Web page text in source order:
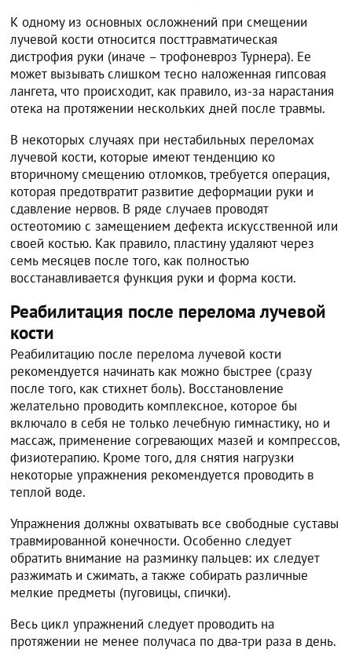
К одному из основных осложнений при смещении
лучевой кости относится посттравматическая
дистрофия руки (иначе – трофоневроз Турнера). Ее
может вызывать слишком тесно наложенная гипсовая
лангета, что происходит, как правило, из-за нарастания
отека на протяжении нескольких дней после травмы.
В некоторых случаях при нестабильных переломах
лучевой кости, которые имеют тенденцию ко
вторичному смещению отломков, требуется операция,
которая предотвратит развитие деформации руки и
сдавление нервов. В ряде случаев проводят
остеотомию с замещением дефекта искусственной или
своей костью. Как правило, пластину удаляют через
семь месяцев после того, как полностью
восстанавливается функция руки и форма кости.
Реабилитация после перелома лучевой
кости
Реабилитацию после перелома лучевой кости
рекомендуется начинать как можно быстрее (сразу
после того, как стихнет боль). Восстановление
желательно проводить комплексное, которое бы
включало в себя не только лечебную гимнастику, но и
массаж, применение согревающих мазей и компрессов,
физиотерапию. Кроме того, для снятия нагрузки
некоторые упражнения рекомендуется проводить в
теплой воде.
Упражнения должны охватывать все свободные суставы
травмированной конечности. Особенно следует
обратить внимание на разминку пальцев: их следует
разжимать и сжимать, а также собирать различные
мелкие предметы (пуговицы, спички).
Весь цикл упражнений следует проводить на
протяжении не менее получаса по два-три раза в день.